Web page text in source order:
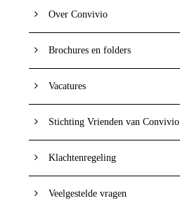
Over Convivio
Brochures en folders
Vacatures
Stichting Vrienden van Convivio
Klachtenregeling
Veelgestelde vragen